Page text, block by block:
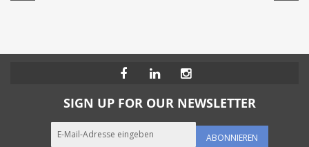
SIGN UP FOR OUR NEWSLETTER
ABONNIEREN